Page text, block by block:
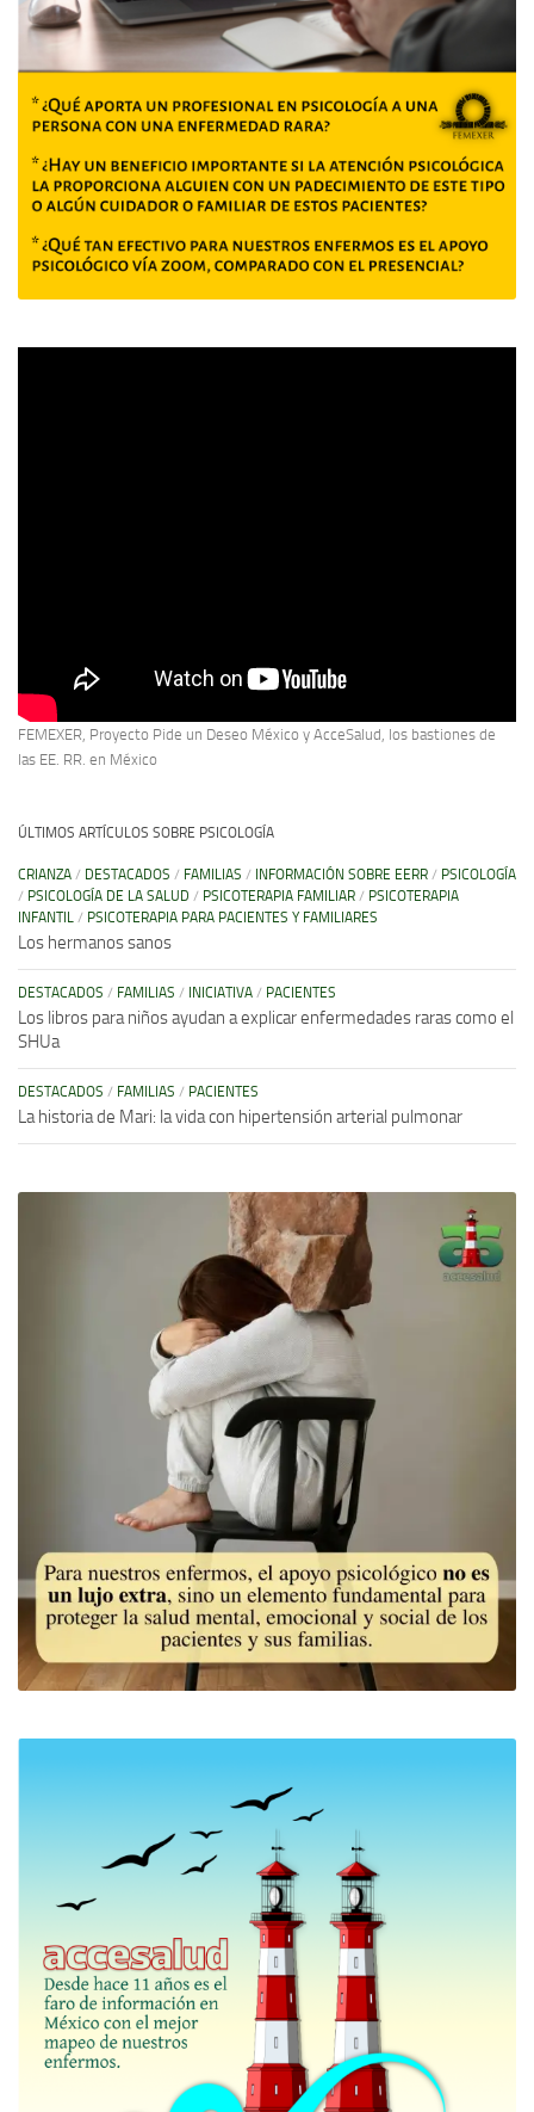
FEMEXER, Proyecto Pide un Deseo México y AcceSalud, los bastiones de
las EE. RR. en México
ÚLTIMOS ARTÍCULOS SOBRE PSICOLOGÍA
CRIANZA / DESTACADOS / FAMILIAS / INFORMACIÓN SOBRE EERR / PSICOLOGÍA
/ PSICOLOGÍA DE LA SALUD / PSICOTERAPIA FAMILIAR / PSICOTERAPIA
INFANTIL / PSICOTERAPIA PARA PACIENTES Y FAMILIARES
Los hermanos sanos
DESTACADOS / FAMILIAS / INICIATIVA / PACIENTES
Los libros para niños ayudan a explicar enfermedades raras como el
SHUa
DESTACADOS / FAMILIAS / PACIENTES
La historia de Mari: la vida con hipertensión arterial pulmonar